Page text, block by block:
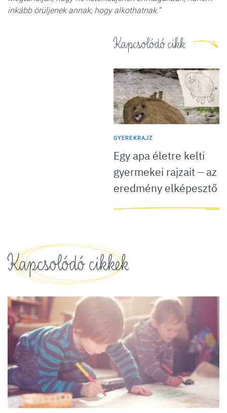
inkább örüljenek annak, hogy alkothatnak.”
Kapcsolódó cikk
GYEREKRAJZ
Egy apa életre kelti
gyermekei rajzait – az
eredmény elképesztő
Kapcsolódó cikkek